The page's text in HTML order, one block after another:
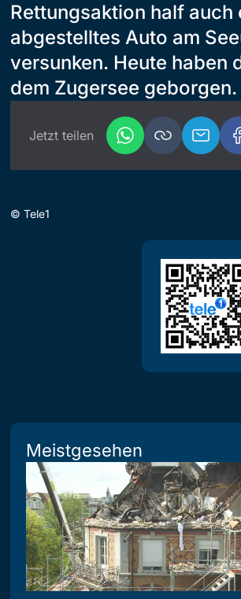
Rettungsaktion half
abgestelltes Auto am
versunken. Heute haben
dem Zugersee geborgen.
Jetzt teilen
© Tele1
Meistgesehen